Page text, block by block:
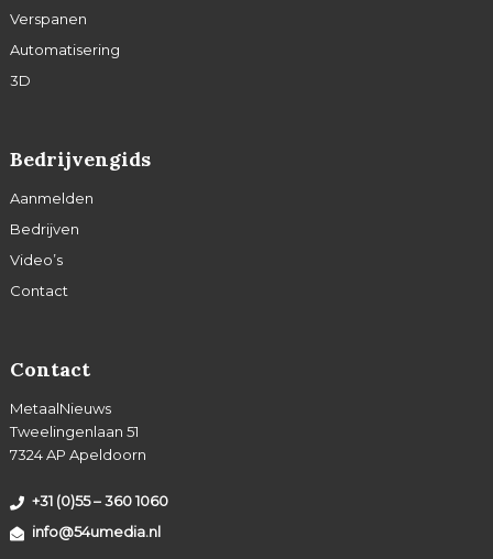
Verspanen
Automatisering
3D
Bedrijvengids
Aanmelden
Bedrijven
Video’s
Contact
Contact
MetaalNieuws
Tweelingenlaan 51
7324 AP Apeldoorn
+31 (0)55 – 360 1060
info@54umedia.nl